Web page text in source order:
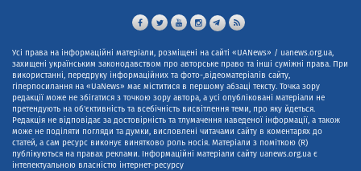
Усі права на інформаційні матеріали, розміщені на сайті «UANews» / uanews.org.ua,
захищені українським законодавством про авторське право та інші суміжні права. При
використанні, передруку інформаційних та фото-,відеоматеріалів сайту,
гіперпосилання на «UaNews» має міститися в першому абзаці тексту. Точка зору
редакції може не збігатися з точкою зору автора, а усі опубліковані матеріали не
претендують на об'єктивність та всебічність висвітлення теми, про яку йдеться.
Редакція не відповідає за достовірність та тлумачення наведеної інформації, а також
може не поділяти погляди та думки, висловлені читачами сайту в коментарях до
статей, а сам ресурс виконує винятково роль носія. Матеріали з поміткою (R)
публікуються на правах реклами. Інформаційні матеріали сайту uanews.org.ua є
інтелектуальною власністю інтернет-ресурсу